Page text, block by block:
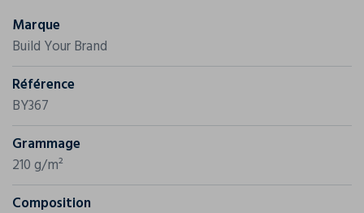
Marque
Build Your Brand
Référence
BY367
Grammage
210 g/m²
Composition